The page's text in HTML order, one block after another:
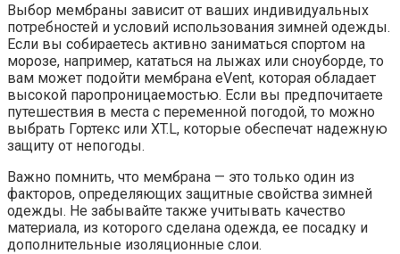
Выбор мембраны зависит от ваших индивидуальных
потребностей и условий использования зимней одежды.
Если вы собираетесь активно заниматься спортом на
морозе, например, кататься на лыжах или сноуборде, то
вам может подойти мембрана eVent, которая обладает
высокой паропроницаемостью. Если вы предпочитаете
путешествия в места с переменной погодой, то можно
выбрать Гортекс или XT.L, которые обеспечат надежную
защиту от непогоды.
Важно помнить, что мембрана — это только один из
факторов, определяющих защитные свойства зимней
одежды. Не забывайте также учитывать качество
материала, из которого сделана одежда, ее посадку и
дополнительные изоляционные слои.